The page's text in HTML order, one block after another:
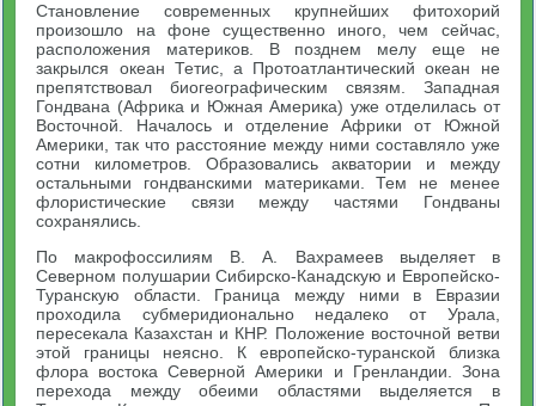
Становление современных крупнейших фитохорий
произошло на фоне существенно иного, чем сейчас,
расположения материков. В позднем мелу еще не
закрылся океан Тетис, а Протоатлантический океан не
препятствовал биогеографическим связям. Западная
Гондвана (Африка и Южная Америка) уже отделилась от
Восточной. Началось и отделение Африки от Южной
Америки, так что расстояние между ними составляло уже
сотни километров. Образовались акватории и между
остальными гондванскими материками. Тем не менее
флористические связи между частями Гондваны
сохранялись.
По макрофоссилиям В. А. Вахрамеев выделяет в
Северном полушарии Сибирско-Канадскую и Европейско-
Туранскую области. Граница между ними в Евразии
проходила субмеридионально недалеко от Урала,
пересекала Казахстан и КНР. Положение восточной ветви
этой границы неясно. К европейско-туранской близка
флора востока Северной Америки и Гренландии. Зона
перехода между обеими областями выделяется в